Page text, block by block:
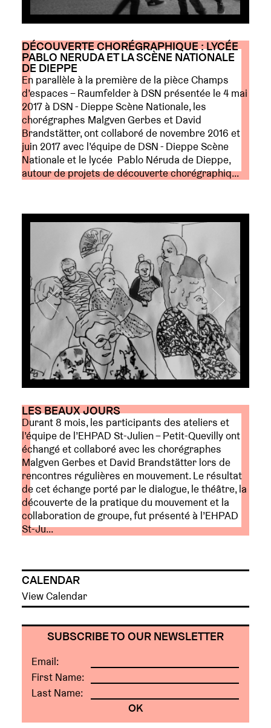
DÉCOUVERTE CHORÉGRAPHIQUE : LYCÉE
PABLO NERUDA ET LA SCÈNE NATIONALE
DE DIEPPE
En parallèle à la première de la pièce Champs
d’espaces – Raumfelder à DSN présentée le 4 mai
2017 à DSN - Dieppe Scène Nationale, les
chorégraphes Malgven Gerbes et David
Brandstätter, ont collaboré de novembre 2016 et
juin 2017 avec l’équipe de DSN - Dieppe Scène
Nationale et le lycée Pablo Néruda de Dieppe,
autour de projets de découverte chorégraphiq...
LES BEAUX JOURS
Durant 8 mois, les participants des ateliers et
l’équipe de l’EHPAD St-Julien – Petit-Quevilly ont
échangé et collaboré avec les chorégraphes
Malgven Gerbes et David Brandstätter lors de
rencontres régulières en mouvement. Le résultat
de cet échange porté par le dialogue, le théâtre, la
découverte de la pratique du mouvement et la
collaboration de groupe, fut présenté à l’EHPAD
St-Ju...
CALENDAR
View Calendar
SUBSCRIBE TO OUR NEWSLETTER
Email:
First Name:
Last Name: